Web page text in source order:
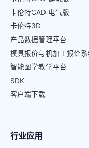
卡伦特CAD 电气版
卡伦特3D
产品数据管理平台
模具报价与机加工报价系
智能图学教学平台
SDK
客户端下载
行业应用